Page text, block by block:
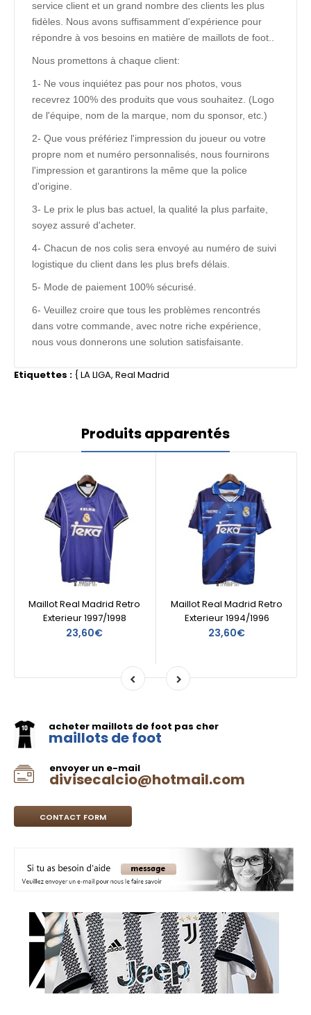
service client et un grand nombre des clients les plus
fidèles. Nous avons suffisamment d'expérience pour
répondre à vos besoins en matière de maillots de foot..
Nous promettons à chaque client:
1- Ne vous inquiétez pas pour nos photos, vous
recevrez 100% des produits que vous souhaitez. (Logo
de l'équipe, nom de la marque, nom du sponsor, etc.)
2- Que vous préfériez l'impression du joueur ou votre
propre nom et numéro personnalisés, nous fournirons
l'impression et garantirons la même que la police
d'origine.
3- Le prix le plus bas actuel, la qualité la plus parfaite,
soyez assuré d'acheter.
4- Chacun de nos colis sera envoyé au numéro de suivi
logistique du client dans les plus brefs délais.
5- Mode de paiement 100% sécurisé.
6- Veuillez croire que tous les problèmes rencontrés
dans votre commande, avec notre riche expérience,
nous vous donnerons une solution satisfaisante.
Etiquettes : {LA LIGA, Real Madrid
Produits apparentés
Maillot Real Madrid Retro
Exterieur 1997/1998
23,60€
Maillot Real Madrid Retro
Exterieur 1994/1996
23,60€
acheter maillots de foot pas cher
maillots de foot
envoyer un e-mail
divisecalcio@hotmail.com
CONTACT FORM